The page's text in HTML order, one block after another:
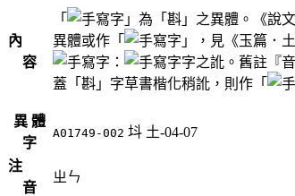
內
容
「 」為「斟」之異體。《說
異體或作「
」，見《玉篇．
：
字之訛。舊註『
蓋「斟」字草書楷化稍訛，則作「
異 體
字
A01749-002 㘰 土-04-07
注
音
ㄓㄣ